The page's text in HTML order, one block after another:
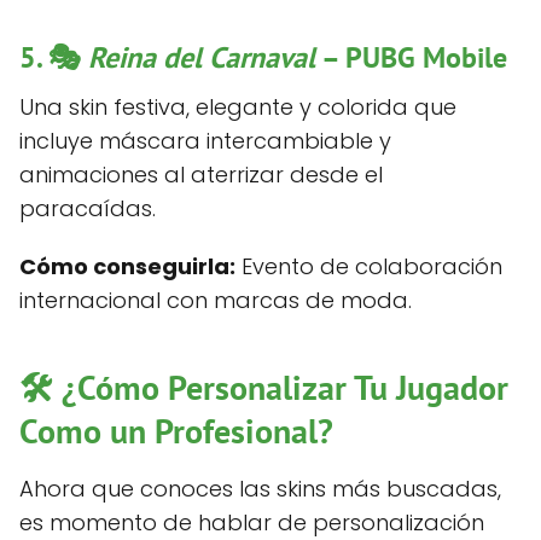
5. 🎭 Reina del Carnaval– PUBG Mobile
Una skin festiva, elegante y colorida que
incluye máscara intercambiable y
animaciones al aterrizar desde el
paracaídas.
Cómo conseguirla: Evento de colaboración
internacional con marcas de moda.
🛠️ ¿Cómo Personalizar Tu Jugador
Como un Profesional?
Ahora que conoces las skins más buscadas,
es momento de hablar de personalización